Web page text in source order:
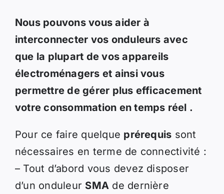
Nous pouvons vous aider à
interconnecter vos onduleurs avec
que la plupart de vos appareils
électroménagers et ainsi vous
permettre de gérer plus efficacement
votre consommation en temps réel .
Pour ce faire quelque prérequis sont
nécessaires en terme de connectivité :
– Tout d’abord vous devez disposer
d’un onduleur SMA de dernière